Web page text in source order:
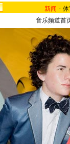
新闻 -
音乐频道首